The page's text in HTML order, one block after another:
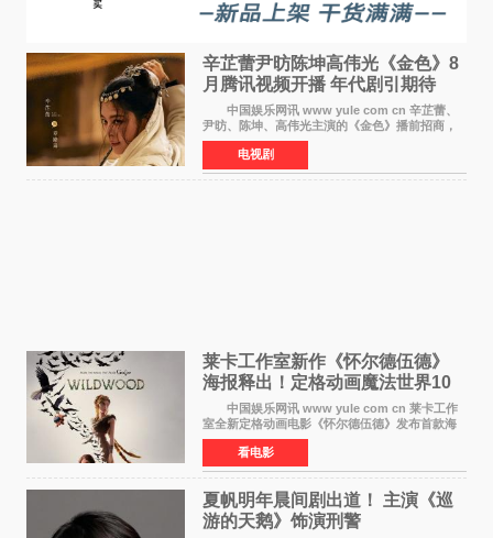
辛芷蕾尹昉陈坤高伟光《金色》8
月腾讯视频开播 年代剧引期待
中国娱乐网讯 www yule com cn 辛芷蕾、
尹昉、陈坤、高伟光主演的《金色》播前招商，
预计8月腾讯视频开播。这部年代剧汇集了众多实
力派演员，阵容强大，引发了观众的广泛关
注。 《金色》
电视剧
莱卡工作室新作《怀尔德伍德》
海报释出！定格动画魔法世界10
月开启
中国娱乐网讯 www yule com cn 莱卡工作
室全新定格动画电影《怀尔德伍德》发布首款海
报，女孩为找回弟弟走入黑暗、宏大的林中魔法
世界，一场关于勇气与亲情的奇幻冒险即将展
开。 本片由特
看电影
夏帆明年晨间剧出道！ 主演《巡
游的天鹅》饰演刑警